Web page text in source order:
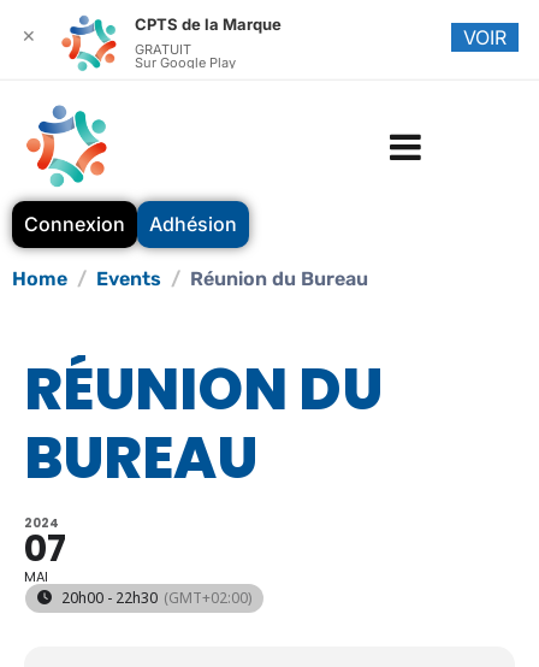
Connexion Adhésion
Home Events Réunion du Bureau
RÉUNION DU
BUREAU
2024
07
MAI
20h00 - 22h30 (GMT+02:00)
✕
CPTS de la Marque
GRATUIT
Sur Google Play
VOIR